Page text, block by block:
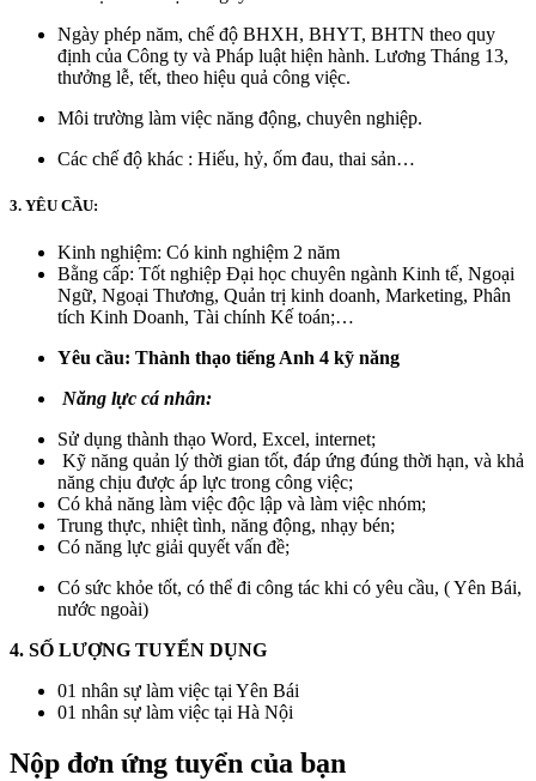
Ngày phép năm, chế độ BHXH, BHYT, BHTN theo quy
định của Công ty và Pháp luật hiện hành. Lương Tháng 13,
thưởng lễ, tết, theo hiệu quả công việc.
Môi trường làm việc năng động, chuyên nghiệp.
Các chế độ khác : Hiếu, hỷ, ốm đau, thai sản…
3. YÊU CẦU:
Kinh nghiệm: Có kinh nghiệm 2 năm
Bằng cấp: Tốt nghiệp Đại học chuyên ngành Kinh tế, Ngoại
Ngữ, Ngoại Thương, Quản trị kinh doanh, Marketing, Phân
tích Kinh Doanh, Tài chính Kế toán;…
Yêu cầu: Thành thạo tiếng Anh 4 kỹ năng
Năng lực cá nhân:
Sử dụng thành thạo Word, Excel, internet;
Kỹ năng quản lý thời gian tốt, đáp ứng đúng thời hạn, và khả
năng chịu được áp lực trong công việc;
Có khả năng làm việc độc lập và làm việc nhóm;
Trung thực, nhiệt tình, năng động, nhạy bén;
Có năng lực giải quyết vấn đề;
Có sức khỏe tốt, có thể đi công tác khi có yêu cầu, ( Yên Bái,
nước ngoài)
4. SỐ LƯỢNG TUYỂN DỤNG
01 nhân sự làm việc tại Yên Bái
01 nhân sự làm việc tại Hà Nội
Nộp đơn ứng tuyển của bạn